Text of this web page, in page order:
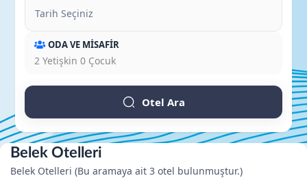
ODA VE MİSAFİR
2 Yetişkin 0 Çocuk
Otel Ara
Belek Otelleri
Belek Otelleri (Bu aramaya ait 3 otel bulunmuştur.)